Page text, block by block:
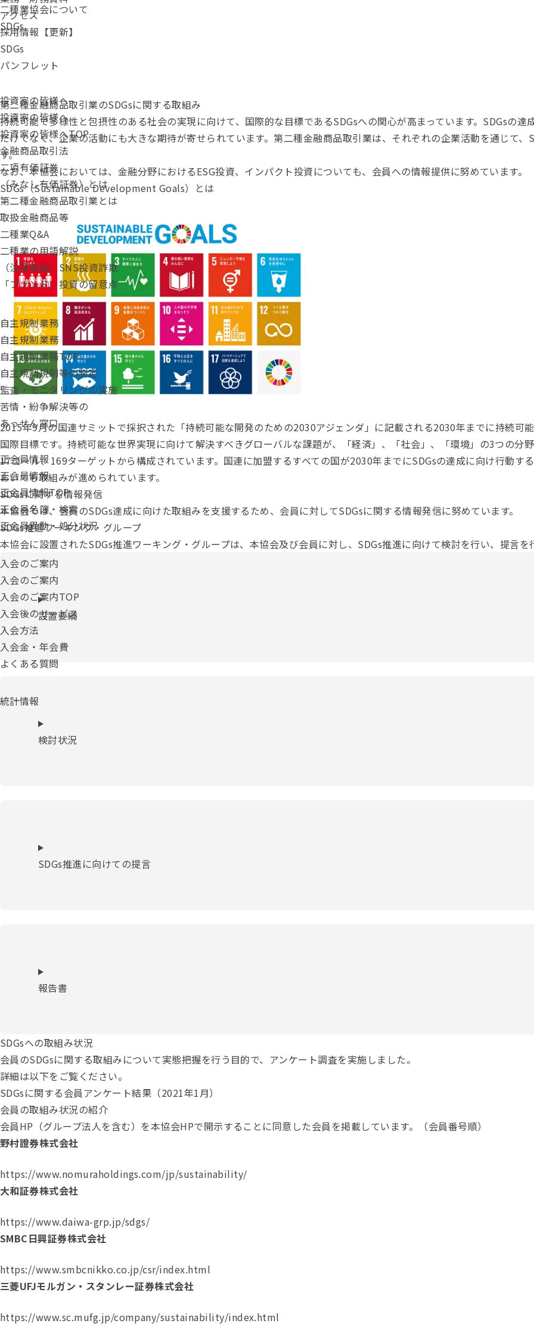
アクセス
採用情報【更新】
SDGs
パンフレット
投資家の皆様へ
投資家の皆様へ
投資家の皆様へTOP
金融商品取引法
二項有価証券
（みなし有価証券）とは
第二種金融商品取引業とは
取扱金融商品等
二種業Q&A
二種業の用語解説
（注意喚起）SNS投資詐欺
「ファンド」投資の留意点
自主規制業務
自主規制業務
自主規制業務TOP
自主規制規則等の制定
監査・モニタリングの実施
苦情・紛争解決等の
あっせん窓口
正会員情報
正会員情報
正会員情報TOP
正会員名簿・検索
正会員異動・処分状況
入会のご案内
入会のご案内
入会のご案内TOP
入会後のサービス
入会方法
入会金・年会費
よくある質問
統計情報
二種業協会について
SDGs
第二種金融商品取引業のSDGsに関する取組み
持続可能で多様性と包摂性のある社会の実現に向けて、国際的な目標であるSDGsへの関心が高まっています。SDGsの達
だけでなく、企業の活動にも大きな期待が寄せられています。第二種金融商品取引業は、それぞれの企業活動を通じて、
す。
なお、本協会においては、金融分野におけるESG投資、インパクト投資についても、会員への情報提供に努めています。
SDGs（Sustainable Development Goals）とは
2015年9月の国連サミットで採択された「持続可能な開発のための2030アジェンダ」に記載される2030年までに持続可
国際目標です。持続可能な世界実現に向けて解決すべきグローバルな課題が、「経済」、「社会」、「環境」の3つの分
17ゴール、169ターゲットから構成されています。国連に加盟するすべての国が2030年までにSDGsの達成に向け行動す
おいても取組みが進められています。
SDGsに関する情報発信
本協会では、会員のSDGs達成に向けた取組みを支援するため、会員に対してSDGsに関する情報発信に努めています。
SDGs推進ワーキング・グループ
本協会に設置されたSDGs推進ワーキング・グループは、本協会及び会員に対し、SDGs推進に向けて検討を行い、提言を
設置要綱
検討状況
SDGs推進に向けての提言
報告書
SDGsへの取組み状況
会員のSDGsに関する取組みについて実態把握を行う目的で、アンケート調査を実施しました。
詳細は以下をご覧ください。
SDGsに関する会員アンケート結果（2021年1月）
会員の取組み状況の紹介
会員HP（グループ法人を含む）を本協会HPで開示することに同意した会員を掲載しています。（会員番号順）
野村證券株式会社
https://www.nomuraholdings.com/jp/sustainability/
大和証券株式会社
https://www.daiwa-grp.jp/sdgs/
SMBC日興証券株式会社
https://www.smbcnikko.co.jp/csr/index.html
三菱UFJモルガン・スタンレー証券株式会社
https://www.sc.mufg.jp/company/sustainability/index.html